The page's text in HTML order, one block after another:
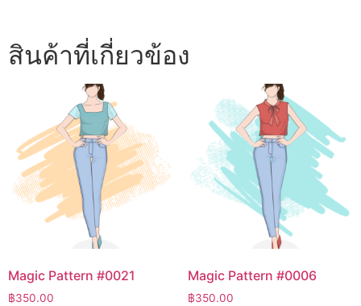
สินค้าที่เกี่ยวข้อง
Magic Pattern #0021
฿350.00
Magic Pattern #0006
฿350.00